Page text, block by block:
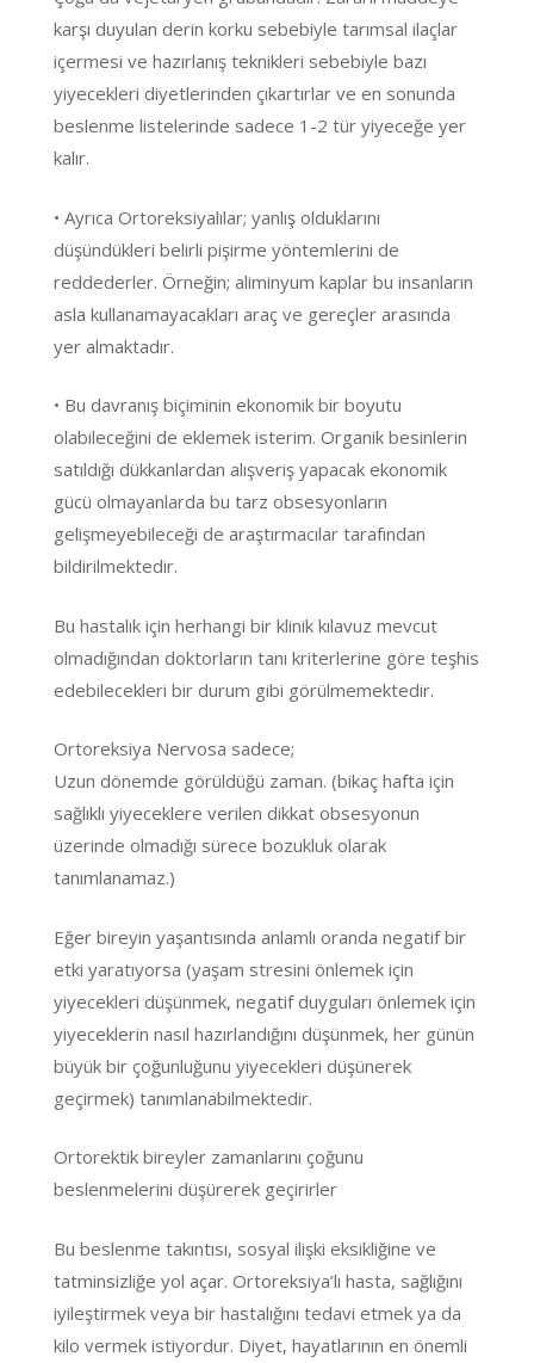
karşı duyulan derin korku sebebiyle tarımsal ilaçlar
içermesi ve hazırlanış teknikleri sebebiyle bazı
yiyecekleri diyetlerinden çıkartırlar ve en sonunda
beslenme listelerinde sadece 1-2 tür yiyeceğe yer
kalır.
• Ayrıca Ortoreksiyalılar; yanlış olduklarını
düşündükleri belirli pişirme yöntemlerini de
reddederler. Örneğin; aliminyum kaplar bu insanların
asla kullanamayacakları araç ve gereçler arasında
yer almaktadır.
• Bu davranış biçiminin ekonomik bir boyutu
olabileceğini de eklemek isterim. Organik besinlerin
satıldığı dükkanlardan alışveriş yapacak ekonomik
gücü olmayanlarda bu tarz obsesyonların
gelişmeyebileceği de araştırmacılar tarafından
bildirilmektedir.
Bu hastalık için herhangi bir klinik kılavuz mevcut
olmadığından doktorların tanı kriterlerine göre teşhis
edebilecekleri bir durum gibi görülmemektedir.
Ortoreksiya Nervosa sadece;
Uzun dönemde görüldüğü zaman. (bikaç hafta için
sağlıklı yiyeceklere verilen dikkat obsesyonun
üzerinde olmadığı sürece bozukluk olarak
tanımlanamaz.)
Eğer bireyin yaşantısında anlamlı oranda negatif bir
etki yaratıyorsa (yaşam stresini önlemek için
yiyecekleri düşünmek, negatif duyguları önlemek için
yiyeceklerin nasıl hazırlandığını düşünmek, her günün
büyük bir çoğunluğunu yiyecekleri düşünerek
geçirmek) tanımlanabilmektedir.
Ortorektik bireyler zamanlarını çoğunu
beslenmelerini düşürerek geçirirler
Bu beslenme takıntısı, sosyal ilişki eksikliğine ve
tatminsizliğe yol açar. Ortoreksiya’lı hasta, sağlığını
iyileştirmek veya bir hastalığını tedavi etmek ya da
kilo vermek istiyordur. Diyet, hayatlarının en önemli